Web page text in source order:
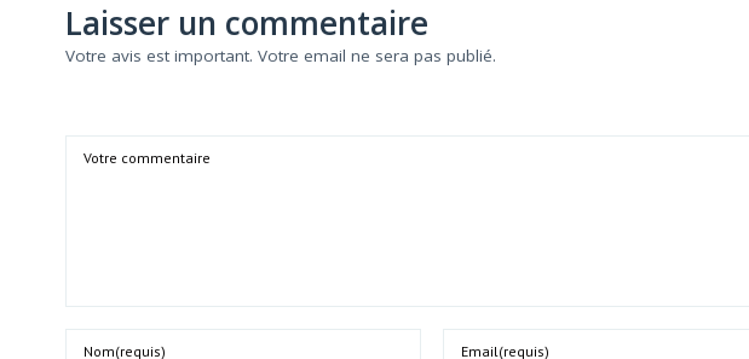
Laisser un commentaire
Votre avis est important. Votre email ne sera pas publié.